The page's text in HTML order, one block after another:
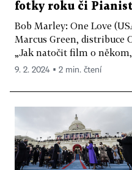
fotky roku či
Bob Marley: One Love
Marcus Green, distribuce
„Jak natočit film o
9. 2. 2024 ▪ 2 min. čtení